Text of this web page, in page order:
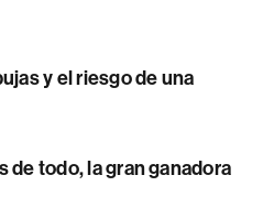
y el riesgo de una
de todo, la gran ganadora